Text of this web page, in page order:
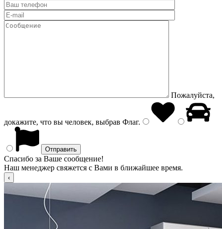
Пожалуйста,
докажите, что вы человек, выбрав Флаг.
Спасибо за Ваше сообщение!
Наш менеджер свяжется с Вами в ближайшее время.